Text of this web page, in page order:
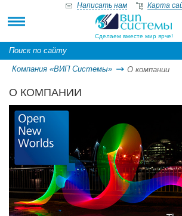
Сделаем вместе мир ярче!
Написать нам Карта
Компания «ВИП Системы» О компании
О КОМПАНИИ